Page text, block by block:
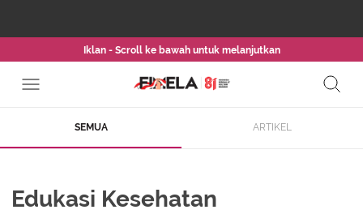
Iklan - Scroll ke bawah untuk melanjutkan
SEMUA ARTIKEL
Edukasi Kesehatan